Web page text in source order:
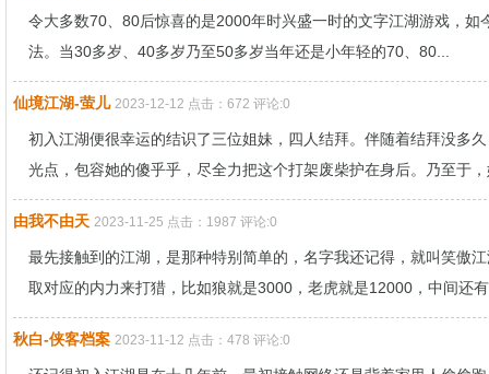
令大多数70、80后惊喜的是2000年时兴盛一时的文字江湖游戏，
法。当30多岁、40多岁乃至50多岁当年还是小年轻的70、80...
仙境江湖-萤儿 2023-12-12 点击：672 评论:0
初入江湖便很幸运的结识了三位姐妹，四人结拜。伴随着结拜没多
光点，包容她的傻乎乎，尽全力把这个打架废柴护在身后。乃至于
由我不由天 2023-11-25 点击：1987 评论:0
最先接触到的江湖，是那种特别简单的，名字我还记得，就叫笑傲
取对应的内力来打猎，比如狼就是3000，老虎就是12000，中间还
秋白-侠客档案 2023-11-12 点击：478 评论:0